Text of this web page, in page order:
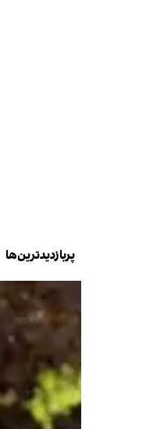
پربازدیدترین‌ها